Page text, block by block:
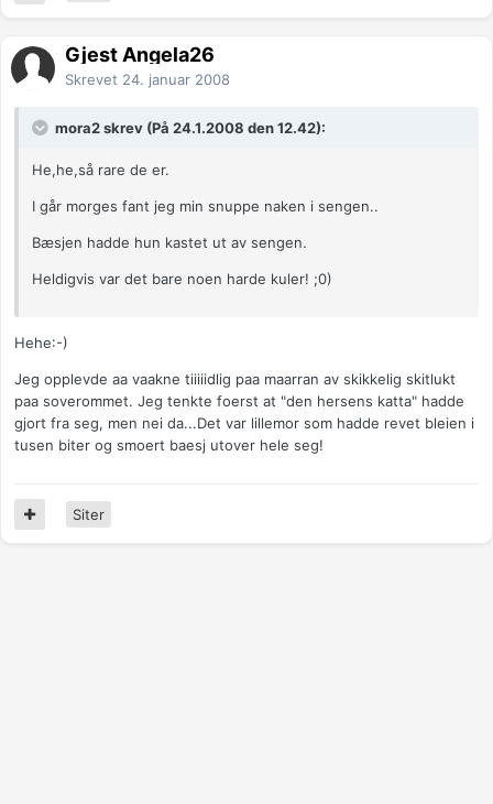
Gjest Angela26
Skrevet 24. januar 2008
mora2 skrev (På 24.1.2008 den 12.42):
He,he,så rare de er.
I går morges fant jeg min snuppe naken i sengen..
Bæsjen hadde hun kastet ut av sengen.
Heldigvis var det bare noen harde kuler! ;0)
Hehe:-)
Jeg opplevde aa vaakne tiiiiidlig paa maarran av skikkelig skitlukt
paa soverommet. Jeg tenkte foerst at "den hersens katta" hadde
gjort fra seg, men nei da...Det var lillemor som hadde revet bleien i
tusen biter og smoert baesj utover hele seg!
Siter